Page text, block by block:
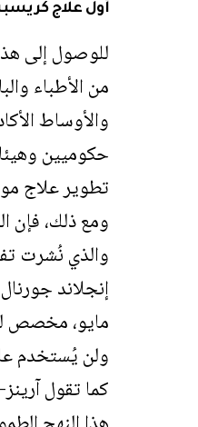
أول علاج
للوصول إلى
من الأطباء
والأوساط
حكوميين
تطوير علاج
ومع ذلك، فإن
والذي نُشرت
مايو، مخصص
ولن يُستخدم
كما تقول